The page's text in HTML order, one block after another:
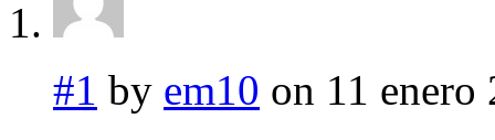
#1 by em10 on 11 enero